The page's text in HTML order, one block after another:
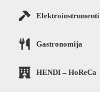
Elektroinstrumenti
Gastronomija
HENDI – HoReCa